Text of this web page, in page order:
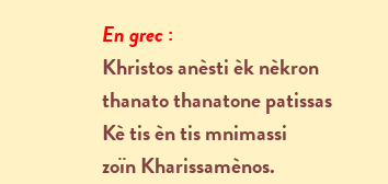
En grec:
Khristos anèsti èk nèkron
thanato thanatone patissas
Kè tis èn tis mnimassi
zoïn Kharissamènos.